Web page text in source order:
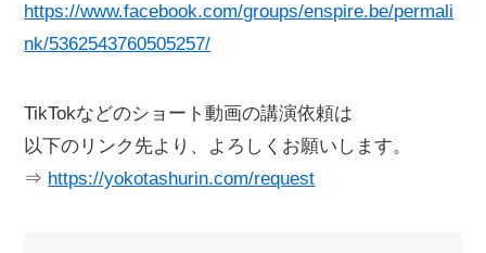
https://www.facebook.com/groups/enspire.be/permali
nk/5362543760505257/
TikTokなどのショート動画の講演依頼は
以下のリンク先より、よろしくお願いします。
⇒ https://yokotashurin.com/request